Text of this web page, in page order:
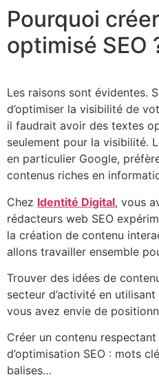
Pourquoi
optimisé SEO
Les raisons sont évidentes.
d’optimiser la visibilité de
il faudrait avoir des textes
seulement pour la visibilité.
en particulier Google,
contenus riches en
Chez Identité Digital, vous
rédacteurs web SEO
la création de contenu
allons travailler ensemble
Trouver des idées de
secteur d’activité en
vous avez envie de
Créer un contenu
d’optimisation SEO : mots
balises…